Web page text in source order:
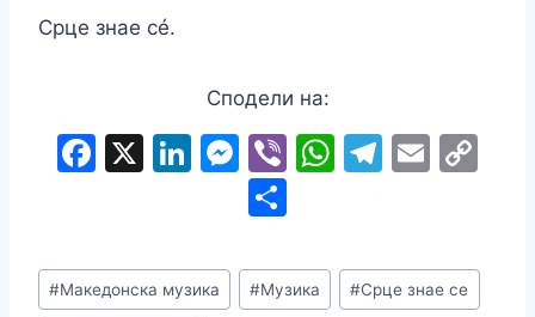
Срце знае сé.
Сподели на:
F
e
b
X Li
e
dI
M
e
s
s
e
Vi W
s
A
T
gr
a
E
l
ar
Post
Tags:
#Македонска музика #Музика #Срце знае се